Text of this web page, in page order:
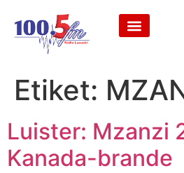
Etiket:
Luister: Mzanzi
Kanada-brande